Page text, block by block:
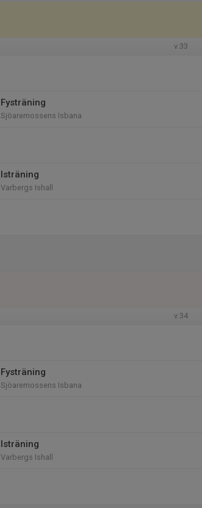
v.33
Fysträning
Sjöaremossens Isbana
Isträning
Varbergs Ishall
v.34
Fysträning
Sjöaremossens Isbana
Isträning
Varbergs Ishall